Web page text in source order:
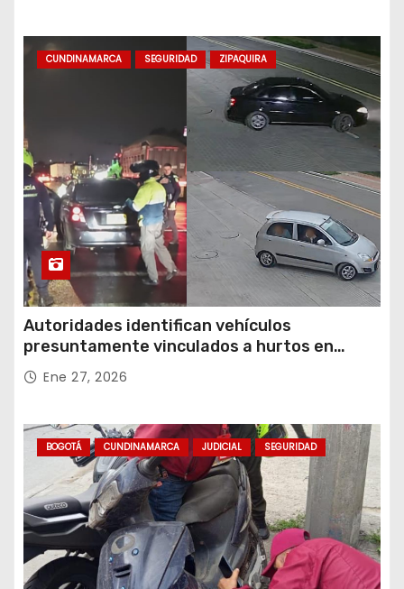
CUNDINAMARCA SEGURIDAD ZIPAQUIRA
Autoridades identifican vehículos
presuntamente vinculados a hurtos en
conjuntos residenciales de Zipaquirá
Ene 27, 2026
BOGOTÁ CUNDINAMARCA JUDICIAL SEGURIDAD